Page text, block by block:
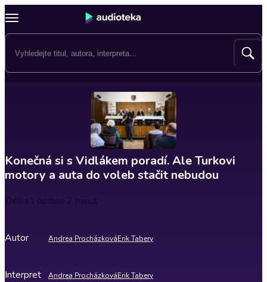
Konečná si s Vidlákem poradí. Ale Turkovi
motory a auta do voleb stačit nebudou
Délka1 hodina 2 minut
Autor Andrea ProcházkováErik Tabery
Interpret Andrea ProcházkováErik Tabery